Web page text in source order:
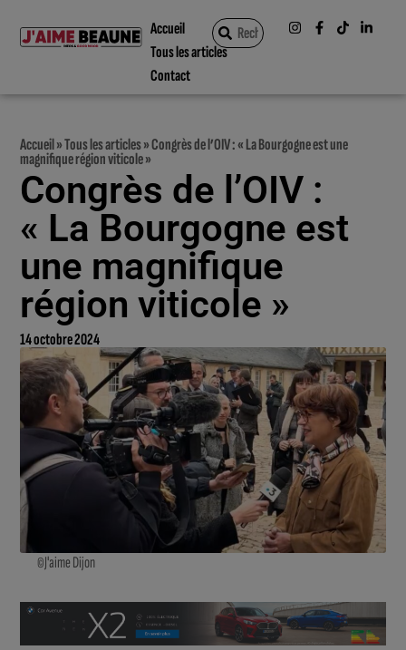
Accueil
Tous les articles
Contact
Accueil»Tous les articles»Congrès de l’OIV : « La Bourgogne est une
magnifique région viticole »
Congrès de l’OIV :
« La Bourgogne est
une magnifique
région viticole »
14 octobre 2024
©J'aime Dijon